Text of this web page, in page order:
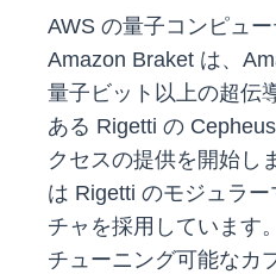
AWS の量子コンピュ
Amazon Braket は、
量子ビット以上の超伝
ある Rigetti の
クセスの提供を開始し
は Rigetti のモジュラ
チャを採用しています
チューニング可能なカ